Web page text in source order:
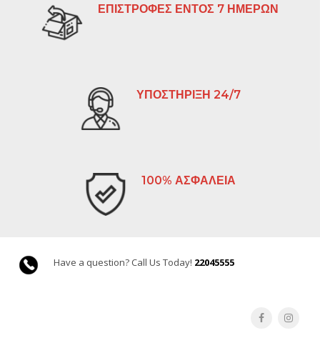
ΕΠΙΣΤΡΟΦΕΣ ΕΝΤΟΣ 7 ΗΜΕΡΩΝ
ΥΠΟΣΤΗΡΙΞΗ 24/7
100% ΑΣΦΑΛΕΙΑ
Have a question? Call Us Today! 22045555